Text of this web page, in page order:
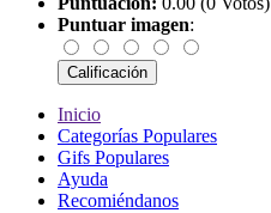
Puntuar imagen:
Inicio
Categorías Populares
Gifs Populares
Ayuda
Recomiéndanos